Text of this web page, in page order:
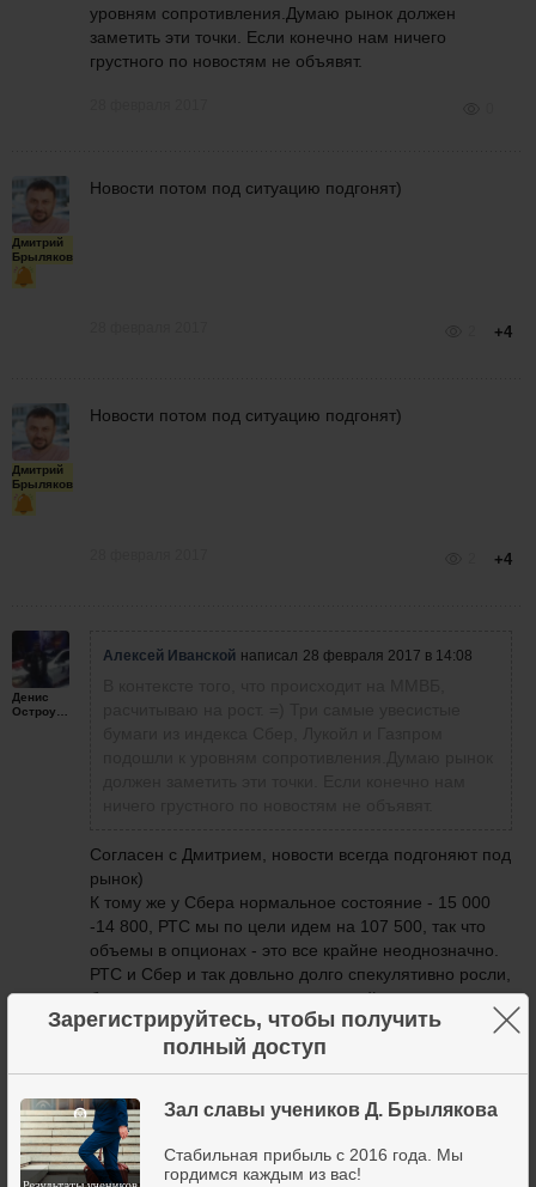
Зарегистрируйтесь, чтобы получить
полный доступ
Зал славы учеников Д. Брылякова
Стабильная прибыль с 2016 года. Мы
гордимся каждым из вас!
×
уровням сопротивления.Думаю рынок должен
заметить эти точки. Если конечно нам ничего
грустного по новостям не объявят.
Дмитрий
Брыляков
Новости потом под ситуацию подгонят)
+4
Дмитрий
Брыляков
Новости потом под ситуацию подгонят)
+4
Денис
Алексей Иванской написал 28 февраля 2017 в 14:08
Согласен с Дмитрием, новости всегда подгоняют под
рынок)
К тому же у Сбера нормальное состояние - 15 000
-14 800, РТС мы по цели идем на 107 500, так что
объемы в опционах - это все крайне неоднозначно.
РТС и Сбер и так довльно долго спекулятивно росли,
без всяких предпосылок, так что сейчас вполне
логично падать, хорошо падать, но опять же -
смотрим ТА)